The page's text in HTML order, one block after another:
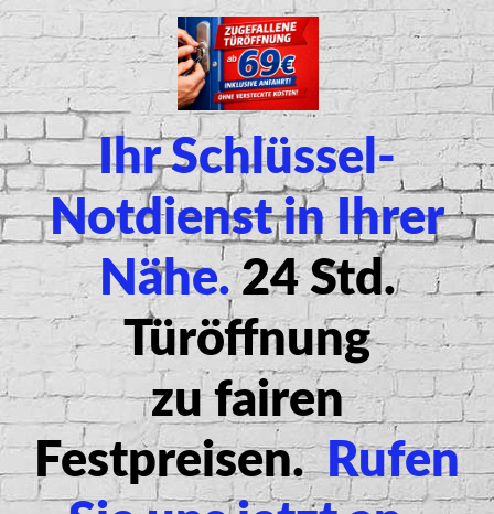
Ihr Schlüssel-
Notdienst in Ihrer
Nähe. 24 Std.
Türöffnung
zufairen
Festpreisen. Rufen